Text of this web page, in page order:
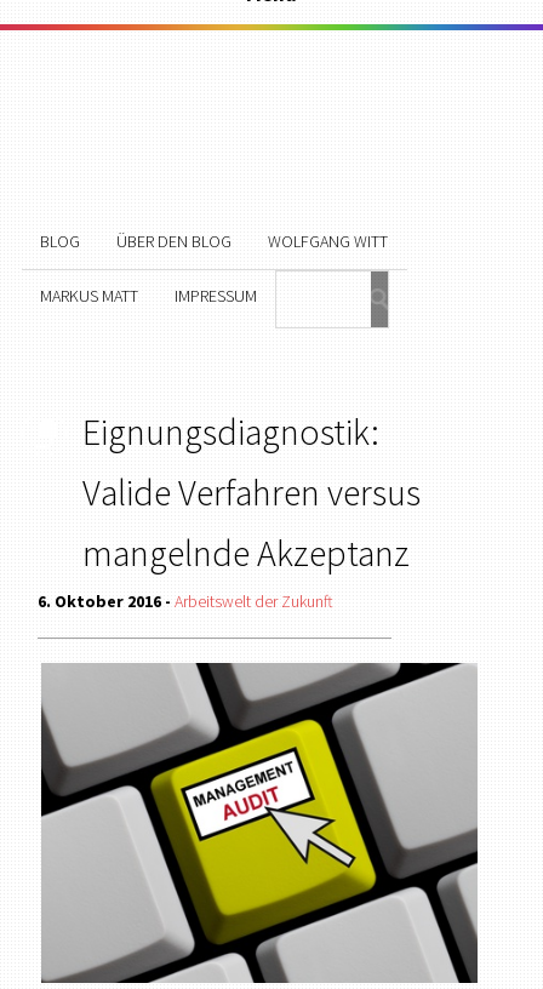
BLOG ÜBER DEN BLOG WOLFGANG WITT
MARKUS MATT IMPRESSUM
Eignungsdiagnostik:
Valide Verfahren versus
mangelnde Akzeptanz
6. Oktober 2016 - Arbeitswelt der Zukunft